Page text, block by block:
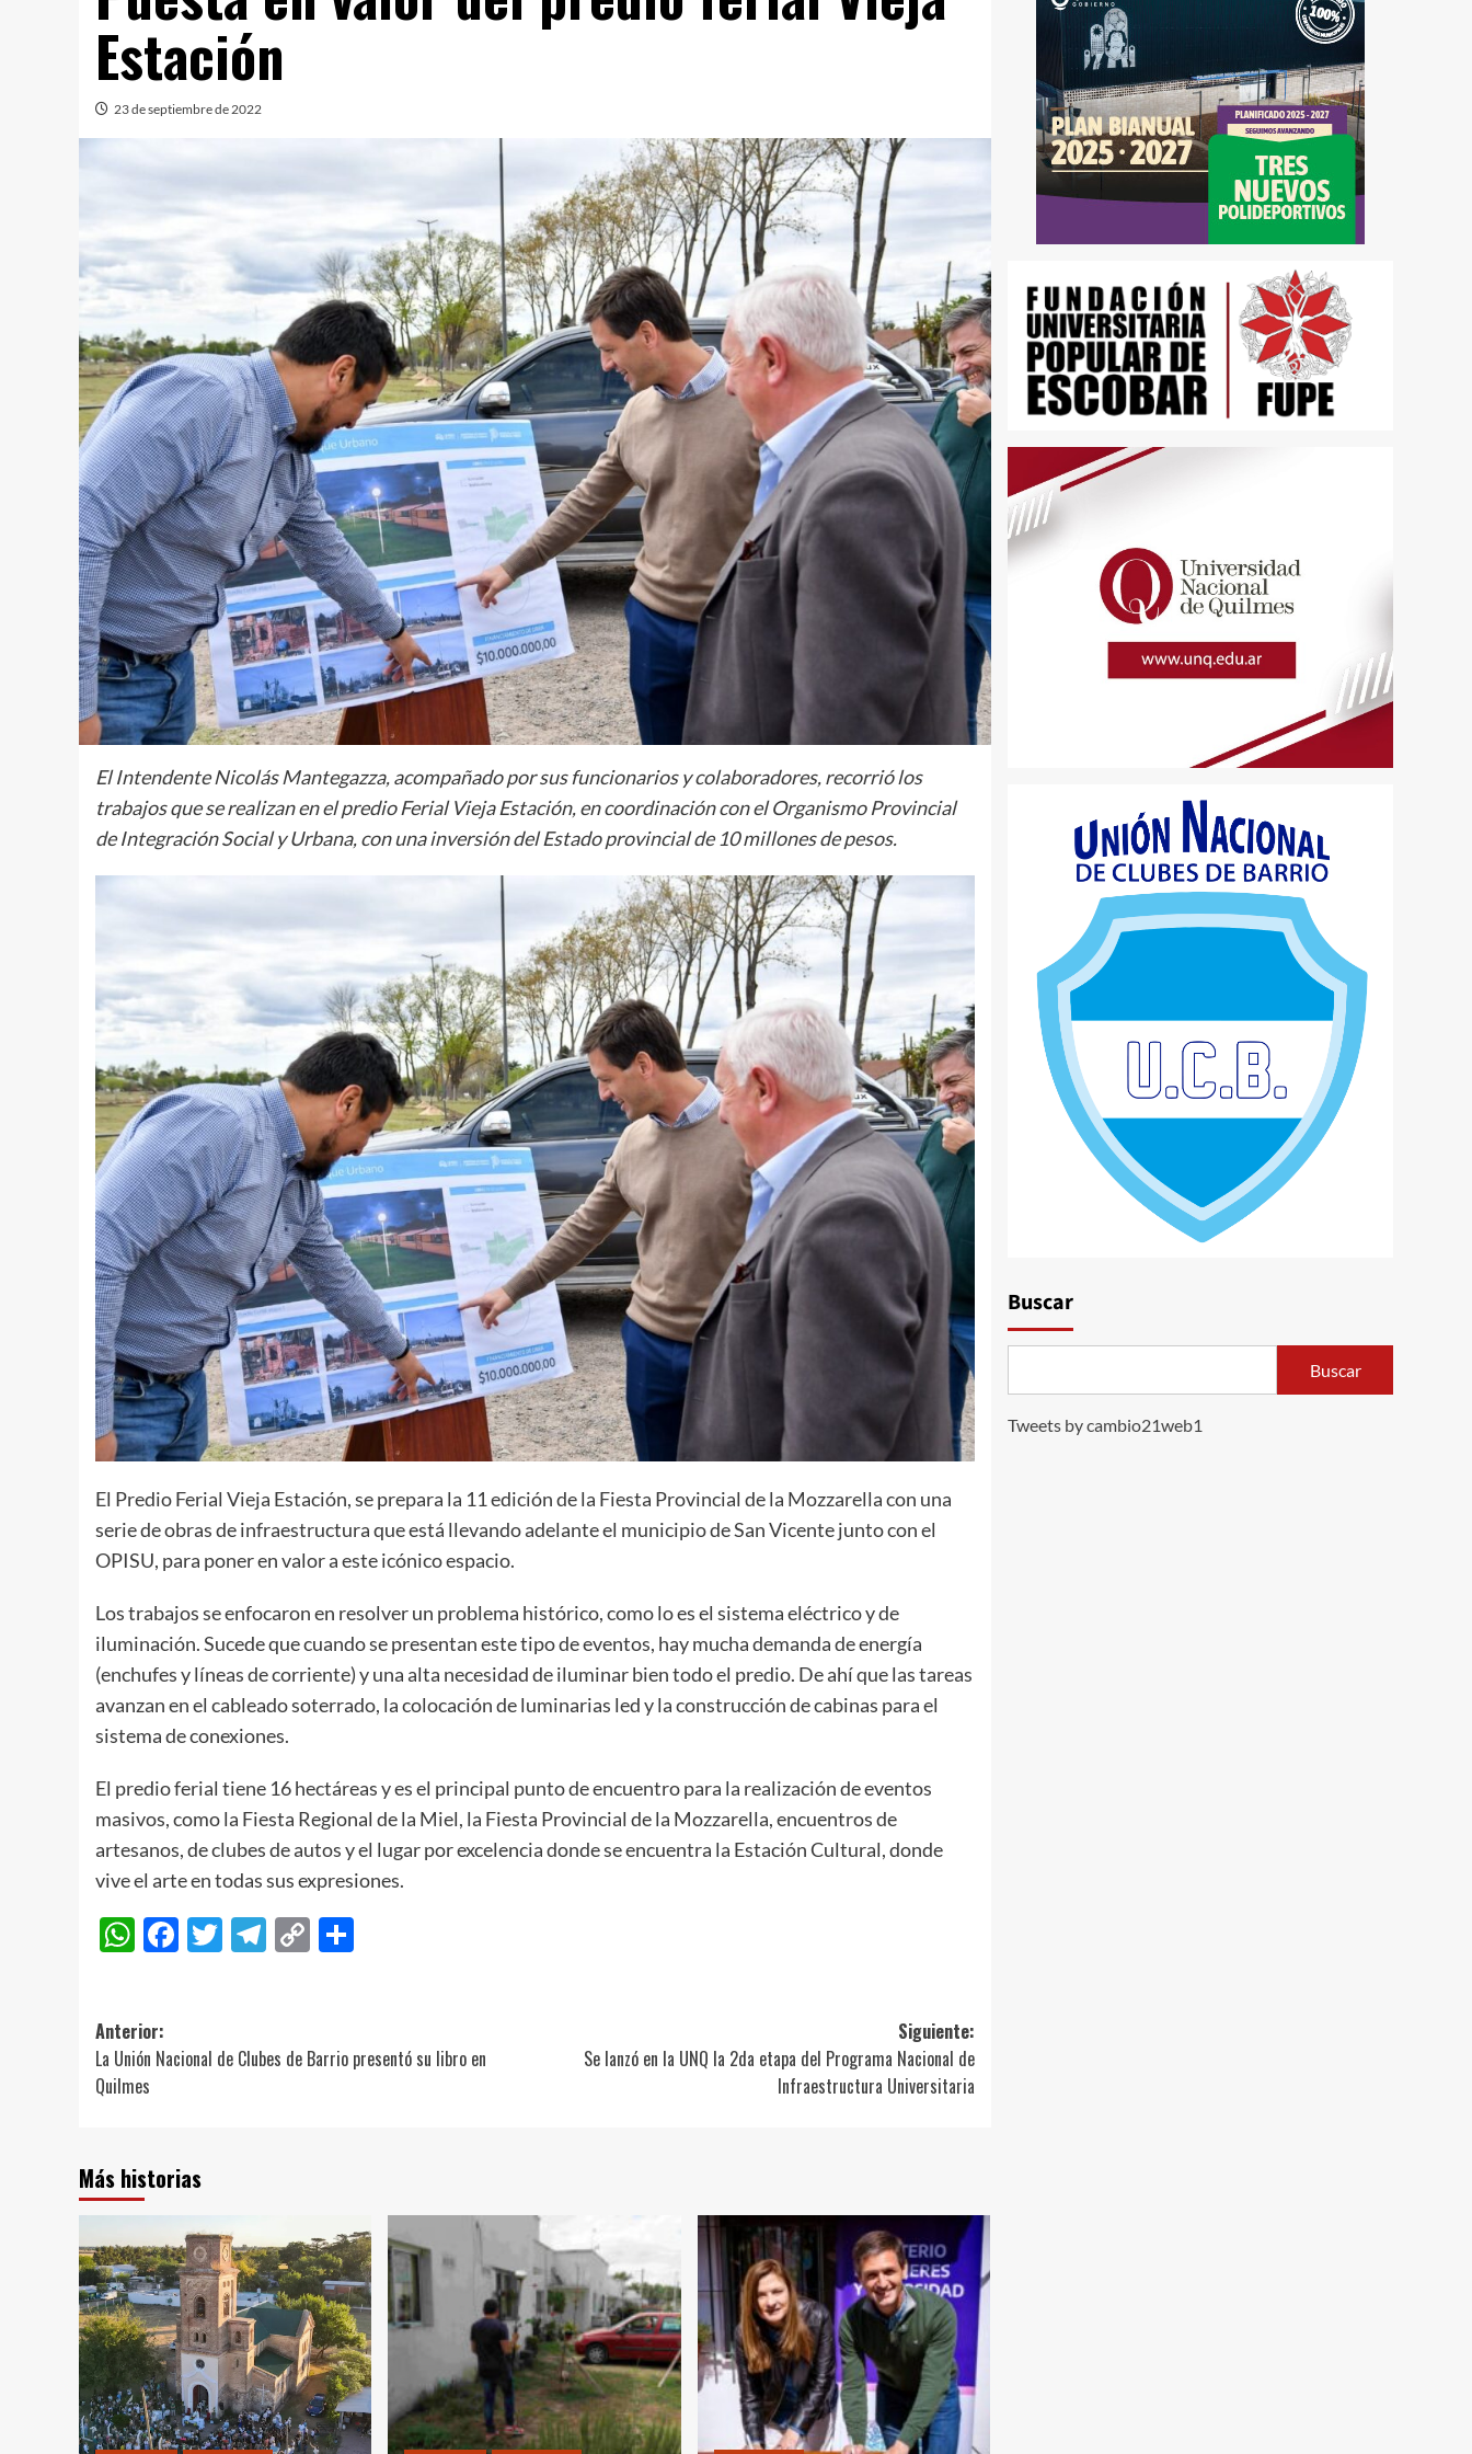
Estación
23 de septiembre de 2022
El Intendente Nicolás Mantegazza, acompañado por sus funcionarios y colaboradores, recorrió los
trabajos que se realizan en el predio Ferial Vieja Estación, en coordinación con el Organismo Provincial
de Integración Social y Urbana, con una inversión del Estado provincial de 10 millones de pesos.
El Predio Ferial Vieja Estación, se prepara la 11 edición de la Fiesta Provincial de la Mozzarella con una
serie de obras de infraestructura que está llevando adelante el municipio de San Vicente junto con el
OPISU, para poner en valor a este icónico espacio.
Los trabajos se enfocaron en resolver un problema histórico, como lo es el sistema eléctrico y de
iluminación. Sucede que cuando se presentan este tipo de eventos, hay mucha demanda de energía
(enchufes y líneas de corriente) y una alta necesidad de iluminar bien todo el predio. De ahí que las tareas
avanzan en el cableado soterrado, la colocación de luminarias led y la construcción de cabinas para el
sistema de conexiones.
El predio ferial tiene 16 hectáreas y es el principal punto de encuentro para la realización de eventos
masivos, como la Fiesta Regional de la Miel, la Fiesta Provincial de la Mozzarella, encuentros de
artesanos, de clubes de autos y el lugar por excelencia donde se encuentra la Estación Cultural, donde
vive el arte en todas sus expresiones.
WhatsApp
Facebook
Twitter
Telegram
Copy
Navegación
de
entradas
Anterior:
La Unión Nacional de Clubes de Barrio presentó su libro en
Quilmes
Siguiente:
Se lanzó en la UNQ la 2da etapa del Programa Nacional de
Infraestructura Universitaria
Más historias
Buscar
Buscar
Tweets by cambio21web1